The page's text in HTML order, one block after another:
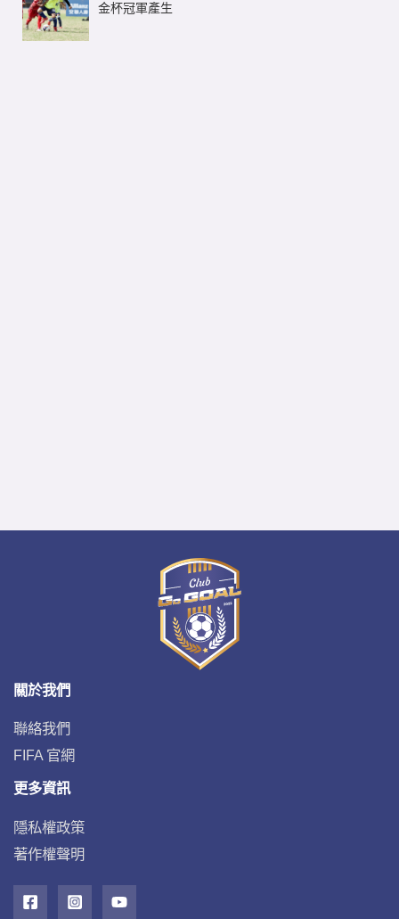
金杯冠軍產生
關於我們
聯絡我們
FIFA 官網
更多資訊
隱私權政策
著作權聲明